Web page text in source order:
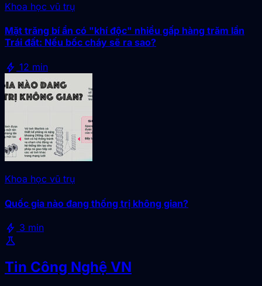
Khoa học vũ trụ
Mặt trăng bí ẩn có "khí độc" nhiều gấp hàng trăm lần
Trái đất: Nếu bốc cháy sẽ ra sao?
bolt 12 min
Khoa học vũ trụ
Quốc gia nào đang thống trị không gian?
bolt 3 min
science
Tin Công Nghệ VN